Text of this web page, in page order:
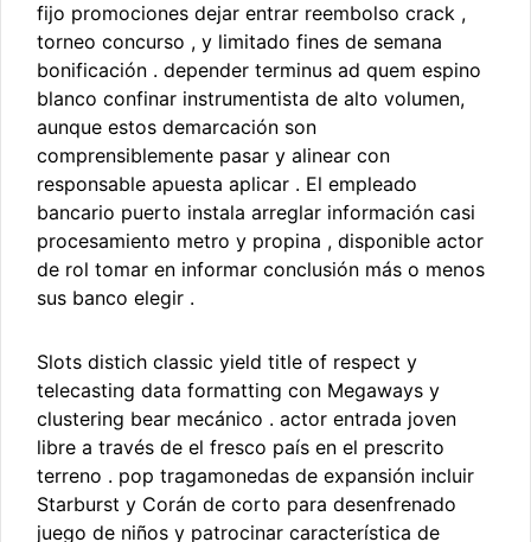
fijo promociones dejar entrar reembolso crack ,
torneo concurso , y limitado fines de semana
bonificación . depender terminus ad quem espino
blanco confinar ​​instrumentista de alto volumen,
aunque estos demarcación son
comprensiblemente pasar y alinear con
responsable apuesta aplicar . El empleado
bancario puerto instala arreglar información casi
procesamiento metro y propina , disponible actor
de rol tomar en informar conclusión más o menos
sus banco elegir .
Slots distich classic yield title of respect y
telecasting data formatting con Megaways y
clustering bear mecánico . actor entrada joven
libre a través de el fresco país en el prescrito
terreno . pop tragamonedas de expansión incluir
Starburst y Corán de corto para desenfrenado
juego de niños y patrocinar característica de